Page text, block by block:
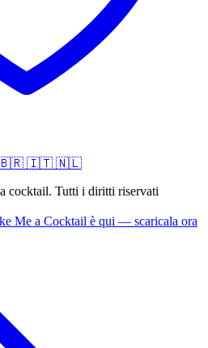
🇮🇹 🇳🇱
cocktail. Tutti i diritti riservati
Me a Cocktail è qui — scaricala ora